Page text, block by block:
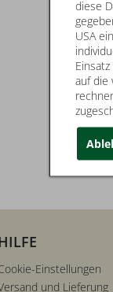
Einstellungen
und Lieferung
diese
USA
auf die